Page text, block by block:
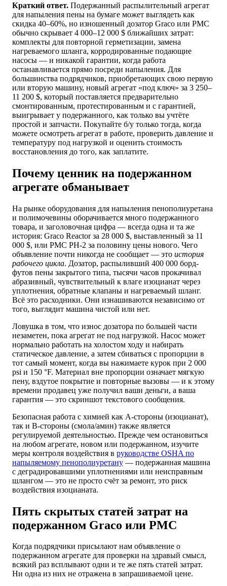
Краткий ответ. Подержанный распылительный агрегат
для напыления пены на бумаге может выглядеть как
скидка 40–60%, но изношенный дозатор Graco или PMC
обычно скрывает 4 000–12 000 $ ближайших затрат:
комплекты для повторной герметизации, замена
нагреваемого шланга, корродированные подающие
насосы — и никакой гарантии, когда работа
останавливается прямо посреди напыления. Для
большинства подрядчиков, приобретающих свою первую
или вторую машину, новый агрегат «под ключ» за 3 250–
11 200 $, который поставляется предварительно
смонтированным, протестированным и с гарантией,
выигрывает у подержанного, как только вы учтёте
простой и запчасти. Покупайте б/у только тогда, когда
можете осмотреть агрегат в работе, проверить давление и
температуру под нагрузкой и оценить стоимость
восстановления до того, как заплатите.
Почему ценник на подержанном
агрегате обманывает
На рынке оборудования для напыления пенополиуретана
и полимочевины оборачивается много подержанного
товара, и заголовочная цифра — всегда одна и та же
история: Graco Reactor за 28 000 $, выставленный за 11
000 $, или PMC PH-2 за половину цены нового. Чего
объявление почти никогда не сообщает — это история
рабочего цикла. Дозатор, распыливший 400 000 борд-
футов пены закрытого типа, тысячи часов прокачивал
абразивный, чувствительный к влаге изоцианат через
уплотнения, обратные клапаны и нагреваемый шланг.
Всё это расходники. Они изнашиваются независимо от
того, выглядит машина чистой или нет.
Ловушка в том, что износ дозатора по большей части
незаметен, пока агрегат не под нагрузкой. Насос может
нормально работать на холостом ходу и набирать
статическое давление, а затем сбиваться с пропорции в
тот самый момент, когда вы нажимаете курок при 2 000
psi и 150 °F. Материал вне пропорции означает мягкую
пену, вздутое покрытие и повторные вызовы — и к этому
времени продавец уже получил ваши деньги, а ваша
гарантия — это скриншот текстового сообщения.
Безопасная работа с химией как A-стороны (изоцианат),
так и B-стороны (смола/амин) также является
регулируемой деятельностью. Прежде чем остановиться
на любом агрегате, новом или подержанном, изучите
меры контроля воздействия в руководстве OSHA по
напыляемому пенополиуретану — подержанная машина
с деградировавшими уплотнениями или неисправным
шлангом — это не просто счёт за ремонт, это риск
воздействия изоцианата.
Пять скрытых статей затрат на
подержанном Graco или PMC
Когда подрядчики присылают нам объявление о
подержанном агрегате для проверки на здравый смысл,
всякий раз всплывают одни и те же пять статей затрат.
Ни одна из них не отражена в запрашиваемой цене.